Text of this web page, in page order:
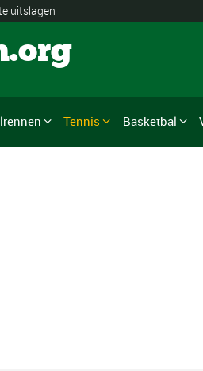
uitslagen
Tennis Basketbal